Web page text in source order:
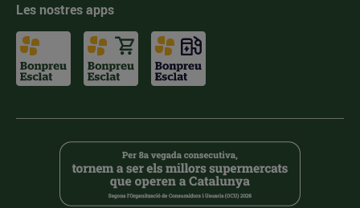
Les nostres apps